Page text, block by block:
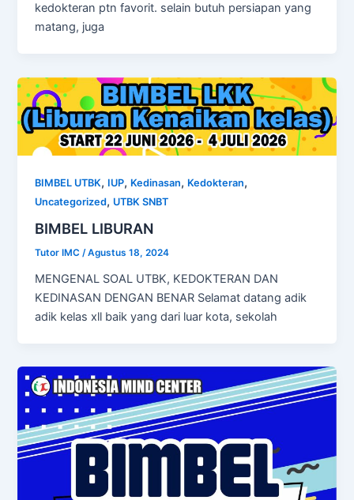
kedokteran ptn favorit. selain butuh persiapan yang
matang, juga
BIMBEL UTBK, IUP, Kedinasan, Kedokteran,
Uncategorized, UTBK SNBT
BIMBEL LIBURAN
Tutor IMC/Agustus 18, 2024
MENGENAL SOAL UTBK, KEDOKTERAN DAN
KEDINASAN DENGAN BENAR Selamat datang adik
adik kelas xll baik yang dari luar kota, sekolah